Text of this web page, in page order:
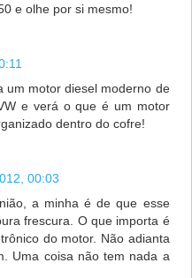
e olhe por si mesmo!
um motor diesel moderno de
e verá o que é um motor
dentro do cofre!
00:03
a minha é de que esse
frescura. O que importa é
do motor. Não adianta
Uma coisa não tem nada a